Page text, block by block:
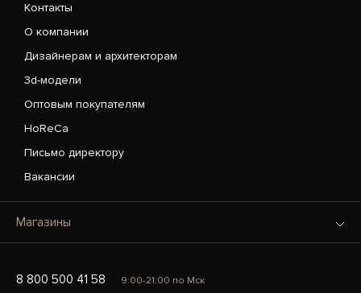
Контакты
О компании
Дизайнерам и архитекторам
3d-модели
Оптовым покупателям
HoReCa
Письмо директору
Вакансии
Магазины
8 800 500 41 58 9:00-21:00 по Мск